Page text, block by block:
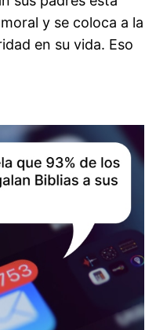
y se coloca a la
en su vida. Eso